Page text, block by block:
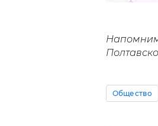
Общество